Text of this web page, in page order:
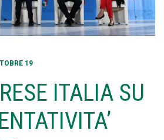
19
ITALIA SU